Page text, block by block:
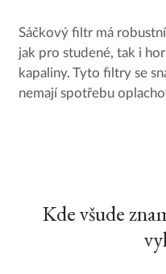
Sáčkový filtr má
jak pro studené, tak i
kapaliny. Tyto filtry se
nemají spotřebu
Kde všude